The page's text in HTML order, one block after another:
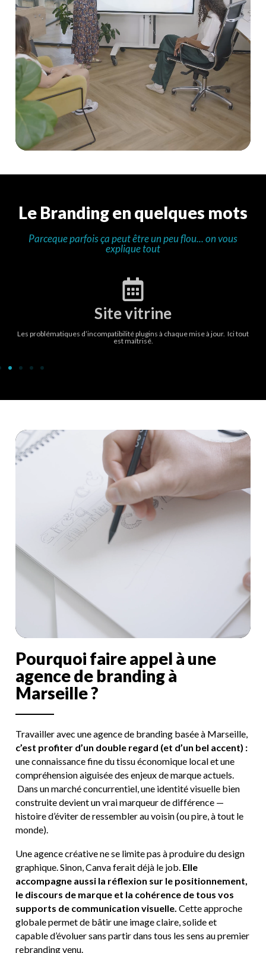
Le Brandingen quelques mots
Parceque parfois ça peut être un peu flou... on vous
explique tout
Site vitrine
Les problématiques d’incompatibilité plugins à chaque mise à jour. Ici tout
est maîtrisé.
Pourquoi faireappel à une
agencede brandingà
Marseille?
Travailler avec une agence de branding basée à Marseille,
c’est profiter d’un double regard (et d’un bel accent) :
une connaissance fine du tissu économique local et une
compréhension aiguisée des enjeux de marque actuels.
Dans un marché concurrentiel, une identité visuelle bien
construite devient un vrai marqueur de différence —
histoire d’éviter de ressembler au voisin (ou pire, à tout le
monde).
Une agence créative ne se limite pas à produire du design
graphique. Sinon, Canva ferait déjà le job. Elle
accompagne aussi la réflexion sur le positionnement,
le discours de marque et la cohérence de tous vos
supports de communication visuelle. Cette approche
globale permet de bâtir une image claire, solide et
capable d’évoluer sans partir dans tous les sens au premier
rebranding venu.